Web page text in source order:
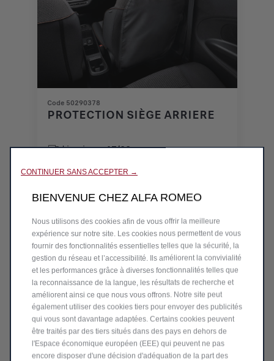
Code 50290378
PROTECTION SIÈGE ARRIERE
Livraison :17/08
Price
is
61,68
€
Quantity
updated
to:
1
Ajouter au panier
CONTINUER SANS ACCEPTER →
BIENVENUE CHEZ ALFA ROMEO
Nous utilisons des cookies afin de vous offrir la meilleure
expérience sur notre site. Les cookies nous permettent de vous
fournir des fonctionnalités essentielles telles que la sécurité, la
gestion du réseau et l’accessibilité. Ils améliorent la convivialité
et les performances grâce à diverses fonctionnalités telles que
la reconnaissance de la langue, les résultats de recherche et
améliorent ainsi ce que nous vous offrons. Notre site peut
également utiliser des cookies tiers pour envoyer des publicités
qui vous sont davantage adaptées. Certains cookies peuvent
être traités par des tiers situés dans des pays en dehors de
l'Espace économique européen (EEE) qui peuvent ne pas
encore disposer d'une décision d'adéquation de la part des